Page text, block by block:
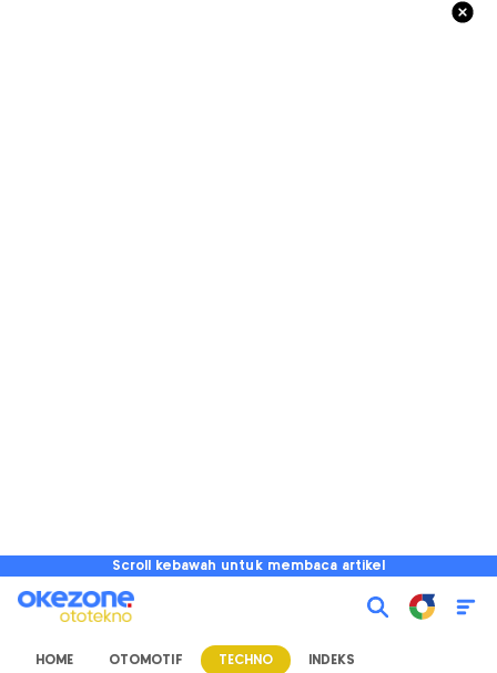
Scroll kebawah untuk membaca artikel
HOME OTOMOTIF TECHNO INDEKS